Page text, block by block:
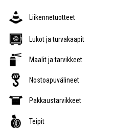
Liikennetuotteet
Lukot ja turvakaapit
Maalit ja tarvikkeet
Nostoapuvälineet
Pakkaustarvikkeet
Teipit